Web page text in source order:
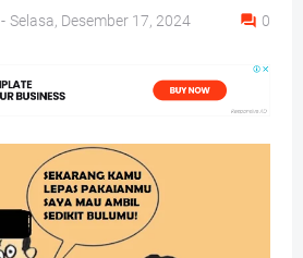
- Selasa, Desember 17, 2024 0